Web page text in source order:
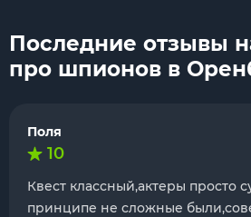
Последние отзывы
про шпионов в
Поля
10
Квест классный,актеры просто
принципе не сложные